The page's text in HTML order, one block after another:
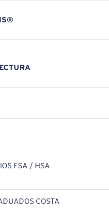
FSA / HSA
COSTA